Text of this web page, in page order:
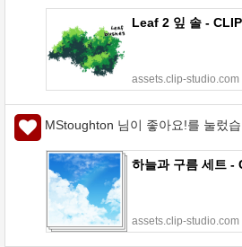
Leaf 2 잎 솔 -
assets.clip-studio.com
MStoughton 님이 좋아요!를 눌렀
하늘과 구름 세트 -
assets.clip-studio.com